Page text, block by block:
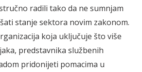
radili tako da ne sumnjam
stanje sektora novim zakonom.
koja uključuje što više
predstavnika službenih
pridonijeti pomacima u